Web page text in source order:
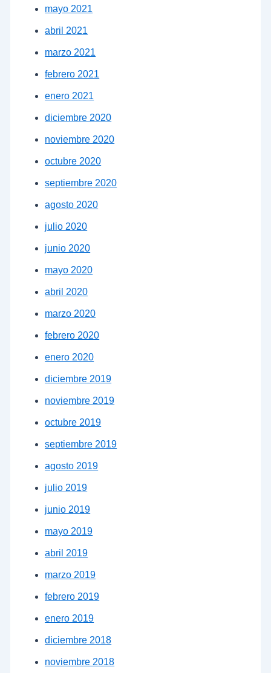
mayo 2021
abril 2021
marzo 2021
febrero 2021
enero 2021
diciembre 2020
noviembre 2020
octubre 2020
septiembre 2020
agosto 2020
julio 2020
junio 2020
mayo 2020
abril 2020
marzo 2020
febrero 2020
enero 2020
diciembre 2019
noviembre 2019
octubre 2019
septiembre 2019
agosto 2019
julio 2019
junio 2019
mayo 2019
abril 2019
marzo 2019
febrero 2019
enero 2019
diciembre 2018
noviembre 2018